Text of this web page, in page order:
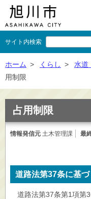
サイト内検索
ホーム > くらし > 水道
用制限
占用制限
情報発信元 土木管理課 最
道路法第37条に基
道路法第37条第1項第